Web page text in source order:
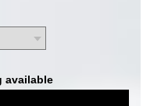
available